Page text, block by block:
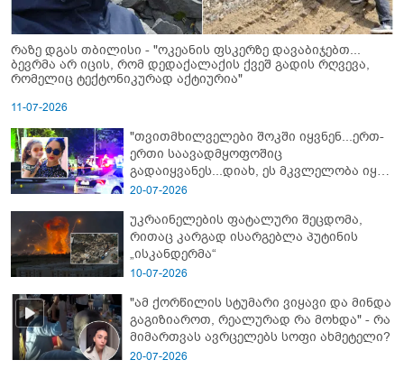
რაზე დგას თბილისი - "ოკეანის ფსკერზე დავაბიჯებთ...
ბევრმა არ იცის, რომ დედაქალაქის ქვეშ გადის რღვევა,
რომელიც ტექტონიკურად აქტიურია"
11-07-2026
"თვითმხილველები შოკში იყვნენ...ერთ-
ერთი საავადმყოფოშიც
გადაიყვანეს...დიახ, ეს მკვლელობა იყო"
- გორში დატრიალებული ტრაგედიის
20-07-2026
უკრაინელების ფატალური შეცდომა,
რითაც კარგად ისარგებლა პუტინის
„ისკანდერმა“
10-07-2026
"ამ ქორწილის სტუმარი ვიყავი და მინდა
გაგიზიაროთ, რეალურად რა მოხდა" - რა
მიმართვას ავრცელებს სოფი ახმეტელი?
20-07-2026